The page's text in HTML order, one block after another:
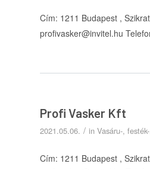
Cím: 1211 Budapest ,
profivasker@invitel.hu
Profi Vasker Kft
2021.05.06. / in Vasáru-,
Cím: 1211 Budapest ,